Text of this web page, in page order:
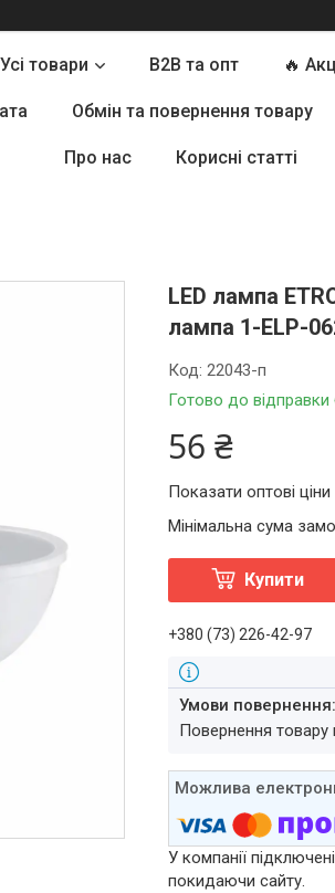
Усі товари B2B та опт 🔥
Обмін та повернення товару
Про нас Корисні статті
LED лампа
лампа 1-ELP-
Готово до відправки
Код:22043-п
56 ₴
Показати оптові ціни
Мінімальна сума
Купити
+380 (73) 226-42-97
повернення
У компанії
покидаючи сайту.